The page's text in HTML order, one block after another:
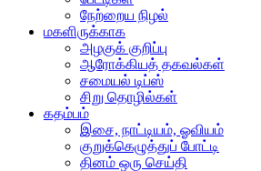
நேற்றைய நிழல்
மகளிருக்காக
அழகுக் குறிப்பு
ஆரோக்கியத் தகவல்கள்
சமையல் டிப்ஸ்
சிறு தொழில்கள்
கதம்பம்
இசை, நாட்டியம், ஓவியம்
குறுக்கெழுத்துப் போட்டி
தினம் ஒரு செய்தி